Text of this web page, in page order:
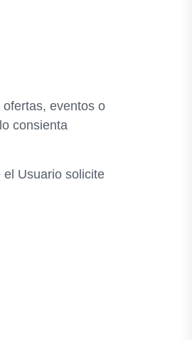
eventos o
consienta
Usuario solicite